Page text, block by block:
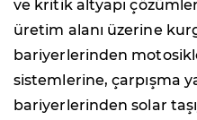
ve kritik altyapı
üretim alanı üzerine
bariyerlerinden
sistemlerine, çarpışma
bariyerlerinden solar